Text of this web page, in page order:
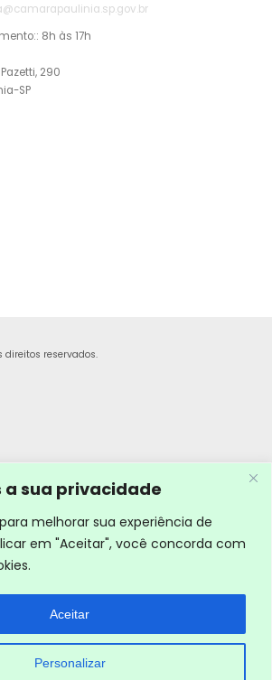
a sua privacidade
melhorar sua experiência de
em "Aceitar", você concorda com
Personalizar
Aceitar
8h às 17h
290
SP
direitos reservados.